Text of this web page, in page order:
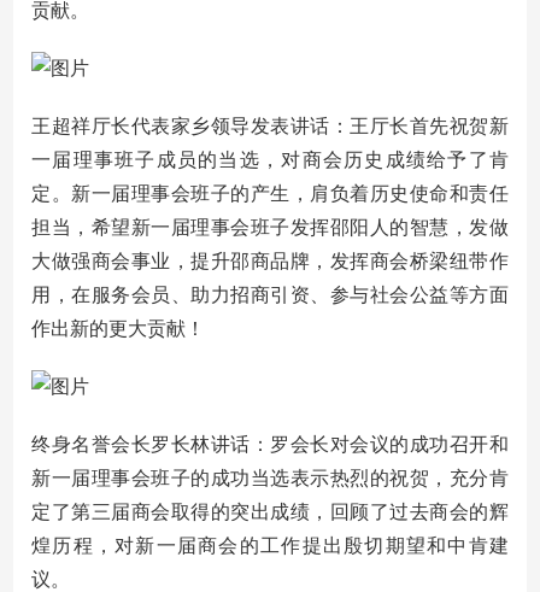
贡献。
王超祥厅长代表家乡领导发表讲话：王厅长首先祝贺新
一届理事班子成员的当选，对商会历史成绩给予了肯
定。新一届理事会班子的产生，肩负着历史使命和责任
担当，希望新一届理事会班子发挥邵阳人的智慧，发做
大做强商会事业，提升邵商品牌，发挥商会桥梁纽带作
用，在服务会员、助力招商引资、参与社会公益等方面
作出新的更大贡献！
终身名誉会长罗长林讲话：罗会长对会议的成功召开和
新一届理事会班子的成功当选表示热烈的祝贺，充分肯
定了第三届商会取得的突出成绩，回顾了过去商会的辉
煌历程，对新一届商会的工作提出殷切期望和中肯建
议。